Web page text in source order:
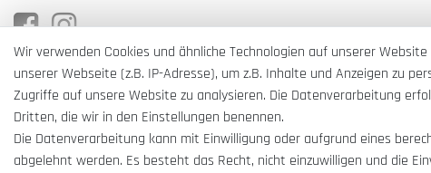
Wir verwenden Cookies und ähnliche Technologien auf unserer
unserer Webseite (z.B. IP-Adresse), um z.B. Inhalte und Anzeigen zu
Zugriffe auf unsere Website zu analysieren. Die Datenverarbeitung
Dritten, die wir in den Einstellungen benennen.
Die Datenverarbeitung kann mit Einwilligung oder aufgrund eines
abgelehnt werden. Es besteht das Recht, nicht einzuwilligen und die